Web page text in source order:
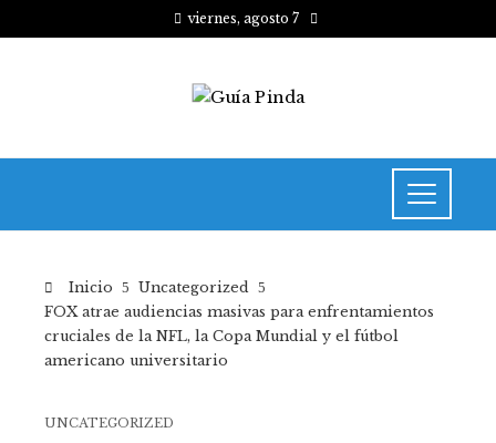
viernes, agosto 7
Inicio
Uncategorized
FOX atrae audiencias masivas para enfrentamientos
cruciales de la NFL, la Copa Mundial y el fútbol
americano universitario
UNCATEGORIZED